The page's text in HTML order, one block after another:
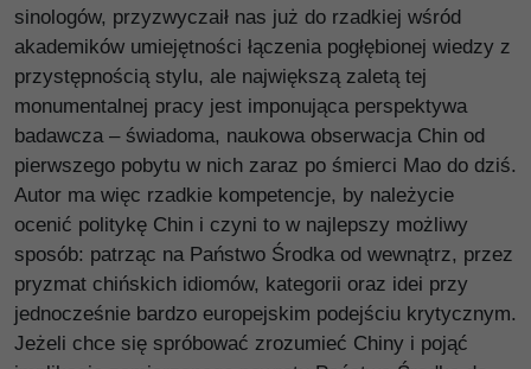
sinologów, przyzwyczaił nas już do rzadkiej wśród
akademików umiejętności łączenia pogłębionej wiedzy z
przystępnością stylu, ale największą zaletą tej
monumentalnej pracy jest imponująca perspektywa
badawcza – świadoma, naukowa obserwacja Chin od
pierwszego pobytu w nich zaraz po śmierci Mao do dziś.
Autor ma więc rzadkie kompetencje, by należycie
ocenić politykę Chin i czyni to w najlepszy możliwy
sposób: patrząc na Państwo Środka od wewnątrz, przez
pryzmat chińskich idiomów, kategorii oraz idei przy
jednocześnie bardzo europejskim podejściu krytycznym.
Jeżeli chce się spróbować zrozumieć Chiny i pojąć